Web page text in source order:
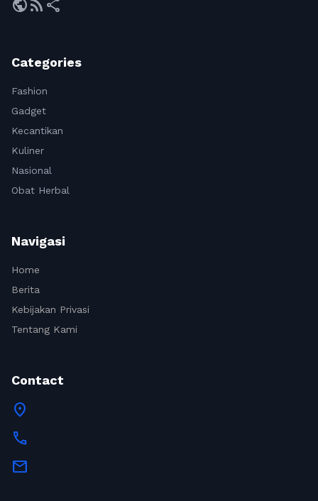
publicrss_feed share
Categories
Fashion
Gadget
Kecantikan
Kuliner
Nasional
Obat Herbal
Navigasi
Home
Berita
Kebijakan Privasi
Tentang Kami
Contact
location_on
call
mail